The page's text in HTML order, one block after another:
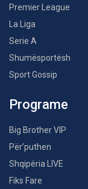
Premier League
La Liga
Serie A
Shumësportësh
Sport Gossip
Programe
Big Brother VIP
Për’puthen
Shqipëria LIVE
Fiks Fare